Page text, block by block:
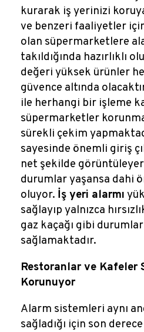
kurarak iş yerinizi
ve benzeri faaliyetler
olan süpermarketlere
takıldığında hazırlıklı
değeri yüksek ürünler
güvence altında
ile herhangi bir işleme
süpermarketler
sürekli çekim
sayesinde önemli giriş
net şekilde
durumlar yaşansa dahi
oluyor. İş yeri alarmı
sağlayıp yalnızca
gaz kaçağı gibi
sağlamaktadır.
Restoranlar ve Kafeler
Korunuyor
Alarm sistemleri aynı
sağladığı için son